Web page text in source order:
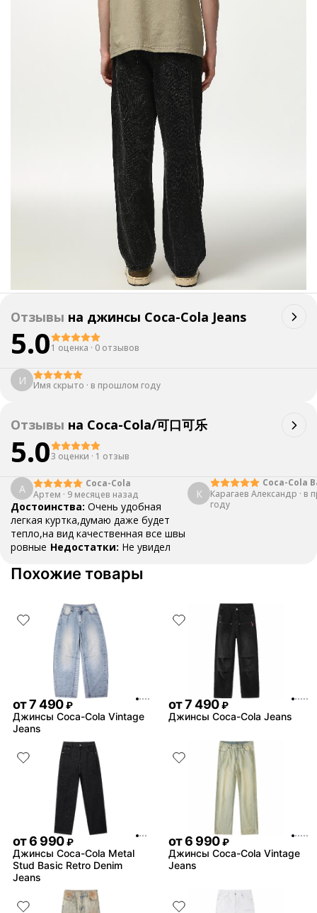
Отзывы на джинсы Coca-Cola Jeans
5.01 оценка · 0 отзывов
И Имя скрыто · в прошлом году
Отзывы на Coca-Cola/可口可乐
5.03 оценки · 1 отзыв
А
Coca-Cola
Артем · 9 месяцев назад
Достоинства: Очень удобная
легкая куртка,думаю даже будет
тепло,на вид качественная все швы
ровные Недостатки: Не увидел
К
Coca-Cola
Jacket
Карагаев Александр · в
году
Похожие товары
от7 490 ₽
Джинсы Coca-Cola Vintage
Jeans
от7 490 ₽
Джинсы Coca-Cola Jeans
от6 990 ₽
Джинсы Coca-Cola Metal
Stud Basic Retro Denim
Jeans
от6 990 ₽
Джинсы Coca-Cola Vintage
Jeans